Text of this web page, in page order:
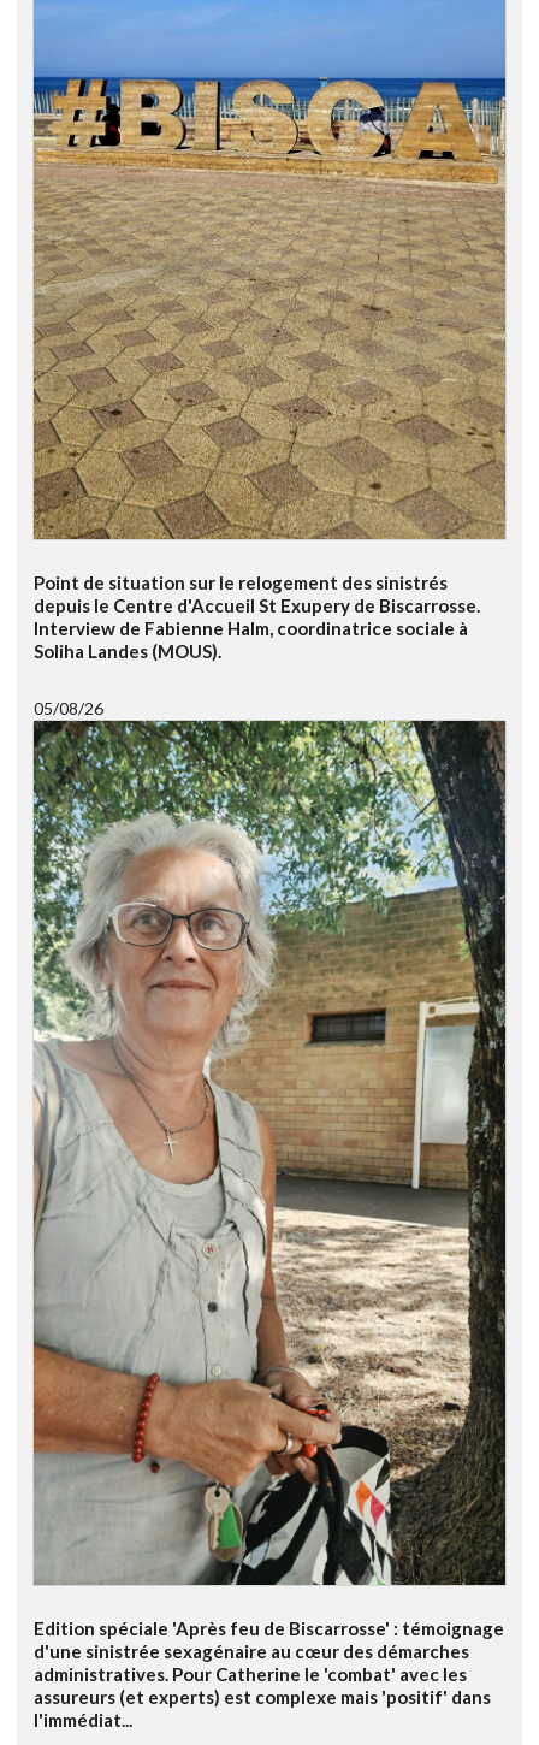
Point de situation sur le relogement des sinistrés
depuis le Centre d'Accueil St Exupery de Biscarrosse.
Interview de Fabienne Halm, coordinatrice sociale à
Soliha Landes (MOUS).
05/08/26
Edition spéciale 'Après feu de Biscarrosse' : témoignage
d'une sinistrée sexagénaire au cœur des démarches
administratives. Pour Catherine le 'combat' avec les
assureurs (et experts) est complexe mais 'positif' dans
l'immédiat...